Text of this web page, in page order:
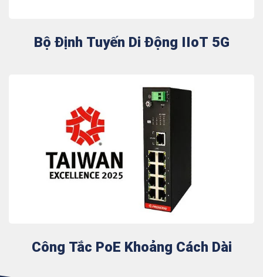
Bộ Định Tuyến Di Động IIoT 5G
Công Tắc PoE Khoảng Cách Dài